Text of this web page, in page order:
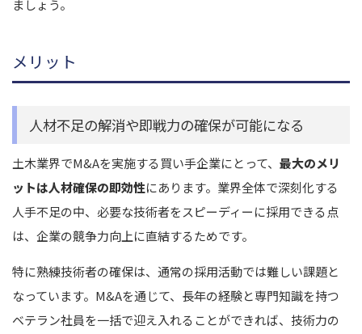
ましょう。
メリット
人材不足の解消や即戦力の確保が可能になる
土木業界でM&Aを実施する買い手企業にとって、 最大のメリ
ットは人材確保の即効性にあります。業界全体で深刻化する
人手不足の中、必要な技術者をスピーディーに採用できる点
は、企業の競争力向上に直結するためです。
特に熟練技術者の確保は、通常の採用活動では難しい課題と
なっています。M&Aを通じて、長年の経験と専門知識を持つ
ベテラン社員を一括で迎え入れることができれば、技術力の